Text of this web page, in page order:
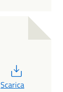
Scarica